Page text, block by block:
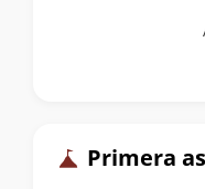
Primera